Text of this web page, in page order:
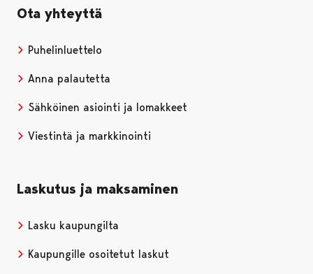
Ota yhteyttä
Puhelinluettelo
Anna palautetta
Sähköinen asiointi ja lomakkeet
Viestintä ja markkinointi
Laskutus ja maksaminen
Lasku kaupungilta
Kaupungille osoitetut laskut